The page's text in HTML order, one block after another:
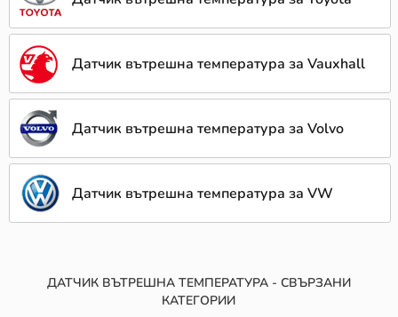
Датчик вътрешна температура за Vauxhall
Датчик вътрешна температура за Volvo
Датчик вътрешна температура за VW
ДАТЧИК ВЪТРЕШНА ТЕМПЕРАТУРА - СВЪРЗАНИ
КАТЕГОРИИ